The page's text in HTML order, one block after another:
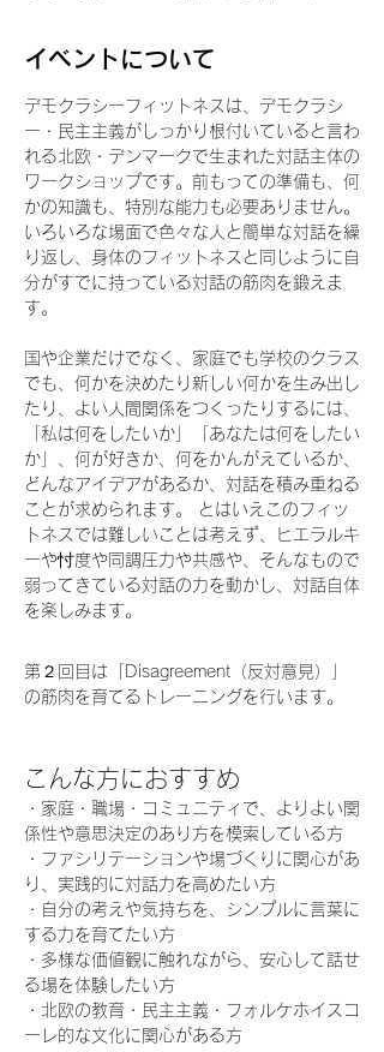
イベントについて
デモクラシーフィットネスは、デモクラシ
ー・民主主義がしっかり根付いていると言わ
れる北欧・デンマークで生まれた対話主体の
ワークショップです。前もっての準備も、何
かの知識も、特別な能力も必要ありません。
いろいろな場面で色々な人と簡単な対話を繰
り返し、身体のフィットネスと同じように自
分がすでに持っている対話の筋肉を鍛えま
す。
国や企業だけでなく、家庭でも学校のクラス
でも、何かを決めたり新しい何かを生み出し
たり、よい人間関係をつくったりするには、
「私は何をしたいか」「あなたは何をしたい
か」、何が好きか、何をかんがえているか、
どんなアイデアがあるか、対話を積み重ねる
ことが求められます。 とはいえこのフィッ
トネスでは難しいことは考えず、ヒエラルキ
ーや忖度や同調圧力や共感や、そんなもので
弱ってきている対話の力を動かし、対話自体
を楽しみます。
第２回目は「Disagreement（反対意見）」
の筋肉を育てるトレーニングを行います。
こんな方におすすめ
・家庭・職場・コミュニティで、よりよい関
係性や意思決定のあり方を模索している方
・ファシリテーションや場づくりに関心があ
り、実践的に対話力を高めたい方
・自分の考えや気持ちを、シンプルに言葉に
する力を育てたい方
・多様な価値観に触れながら、安心して話せ
る場を体験したい方
・北欧の教育・民主主義・フォルケホイスコ
ーレ的な文化に関心がある方